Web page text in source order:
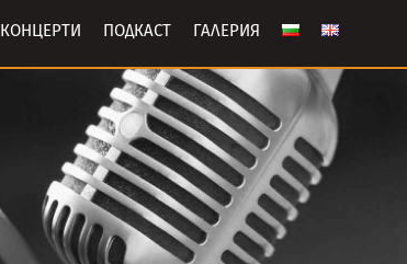
КОНЦЕРТИ ПОДКАСТ ГАЛЕРИЯ